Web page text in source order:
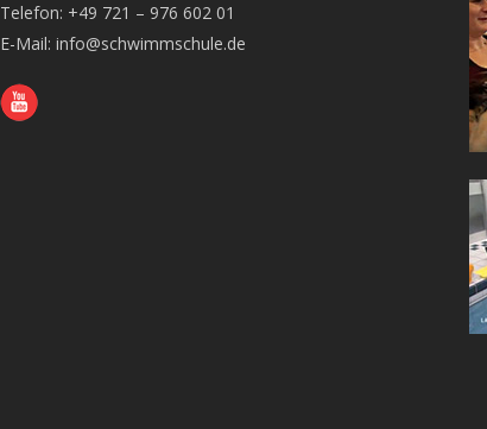
Telefon: +49 721 – 976 602 01
E-Mail: info@schwimmschule.de